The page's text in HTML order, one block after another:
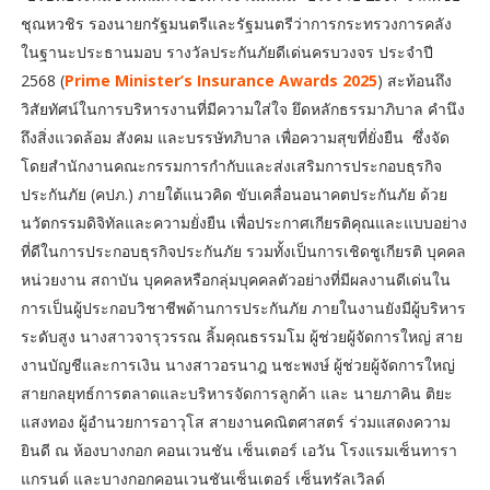
ชุณหวชิร รองนายกรัฐมนตรีและรัฐมนตรีว่าการกระทรวงการคลัง
ในฐานะประธานมอบ รางวัลประกันภัยดีเด่นครบวงจร ประจำปี
2568 (Prime Minister’s Insurance Awards 2025) สะท้อนถึง
วิสัยทัศน์ในการบริหารงานที่มีความใส่ใจ ยึดหลักธรรมาภิบาล คำนึง
ถึงสิ่งแวดล้อม สังคม และบรรษัทภิบาล เพื่อความสุขที่ยั่งยืน ซึ่งจัด
โดยสำนักงานคณะกรรมการกำกับและส่งเสริมการประกอบธุรกิจ
ประกันภัย (คปภ.) ภายใต้แนวคิด ขับเคลื่อนอนาคตประกันภัย ด้วย
นวัตกรรมดิจิทัลและความยั่งยืน เพื่อประกาศเกียรติคุณและแบบอย่าง
ที่ดีในการประกอบธุรกิจประกันภัย รวมทั้งเป็นการเชิดชูเกียรติ บุคคล
หน่วยงาน สถาบัน บุคคลหรือกลุ่มบุคคลตัวอย่างที่มีผลงานดีเด่นใน
การเป็นผู้ประกอบวิชาชีพด้านการประกันภัย ภายในงานยังมีผู้บริหาร
ระดับสูง นางสาวจารุวรรณ ลิ้มคุณธรรมโม ผู้ช่วยผู้จัดการใหญ่ สาย
งานบัญชีและการเงิน นางสาวอรนาฎ นชะพงษ์ ผู้ช่วยผู้จัดการใหญ่
สายกลยุทธ์การตลาดและบริหารจัดการลูกค้า และ นายภาคิน ติยะ
แสงทอง ผู้อำนวยการอาวุโส สายงานคณิตศาสตร์ ร่วมแสดงความ
ยินดี ณ ห้องบางกอก คอนเวนชัน เซ็นเตอร์ เอวัน โรงแรมเซ็นทารา
แกรนด์ และบางกอกคอนเวนชันเซ็นเตอร์ เซ็นทรัลเวิลด์